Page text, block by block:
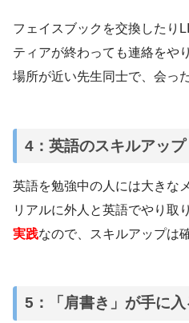
フェイスブックを交換したり
ティアが終わっても連絡をや
場所が近い先生同士で、会っ
4：英語のスキルアップ
英語を勉強中の人には大きな
リアルに外人と英語でやり取
実践なので、スキルアップは
5：「肩書き」が手に入